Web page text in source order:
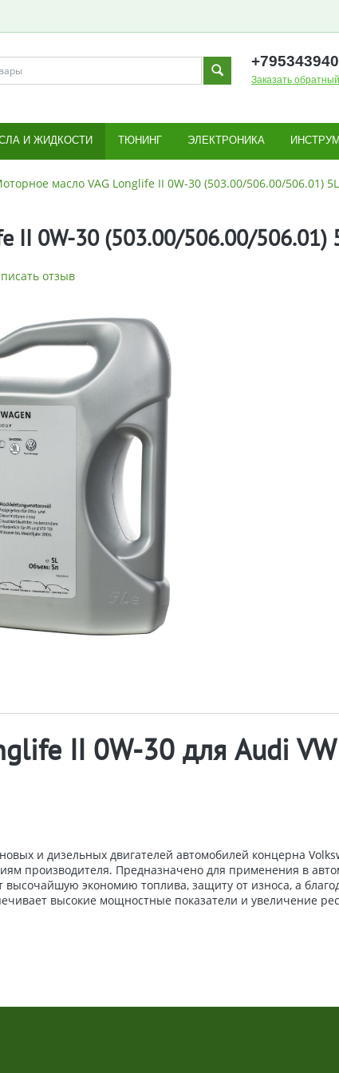
+795343
Заказать
И ЖИДКОСТИ ТЮНИНГ ЭЛЕКТРОНИКА
масло VAG Longlife II 0W-30 (503.00/506.00/506.01) 5L
II 0W-30 (503.00/506.00/506.01)
отзыв
II 0W-30 для Audi
и дизельных двигателей автомобилей концерна
производителя. Предназначено для применения в
экономию топлива, защиту от износа, а
высокие мощностные показатели и увеличение